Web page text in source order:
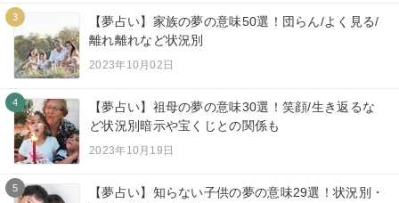
3
【夢占い】家族の夢の意味50選！団らん/よく見る/
離れ離れなど状況別
2023年10月02日
4
【夢占い】祖母の夢の意味30選！笑顔/生き返るな
ど状況別暗示や宝くじとの関係も
2023年10月19日
5
【夢占い】知らない子供の夢の意味29選！状況別・